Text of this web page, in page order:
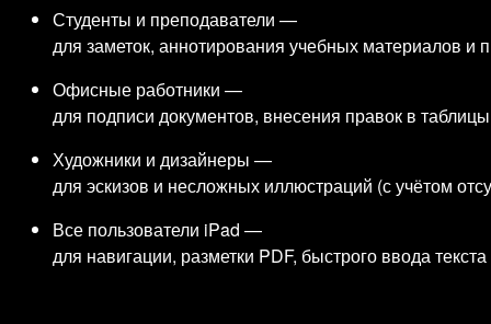
Студенты и преподаватели —
для заметок, аннотирования учебных материалов и
Офисные работники —
для подписи документов, внесения правок в
Художники и дизайнеры —
для эскизов и несложных иллюстраций (с учётом
Все пользователи iPad —
для навигации, разметки PDF, быстрого ввода